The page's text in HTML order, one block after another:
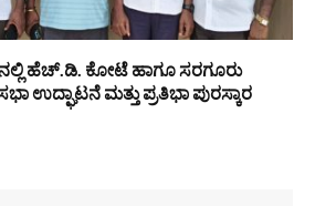
ಹೆಚ್.ಡಿ. ಕೋಟೆ ಹಾಗೂ ಸರಗೂರು
ಉದ್ಘಾಟನೆ ಮತ್ತು ಪ್ರತಿಭಾ ಪುರಸ್ಕಾರ